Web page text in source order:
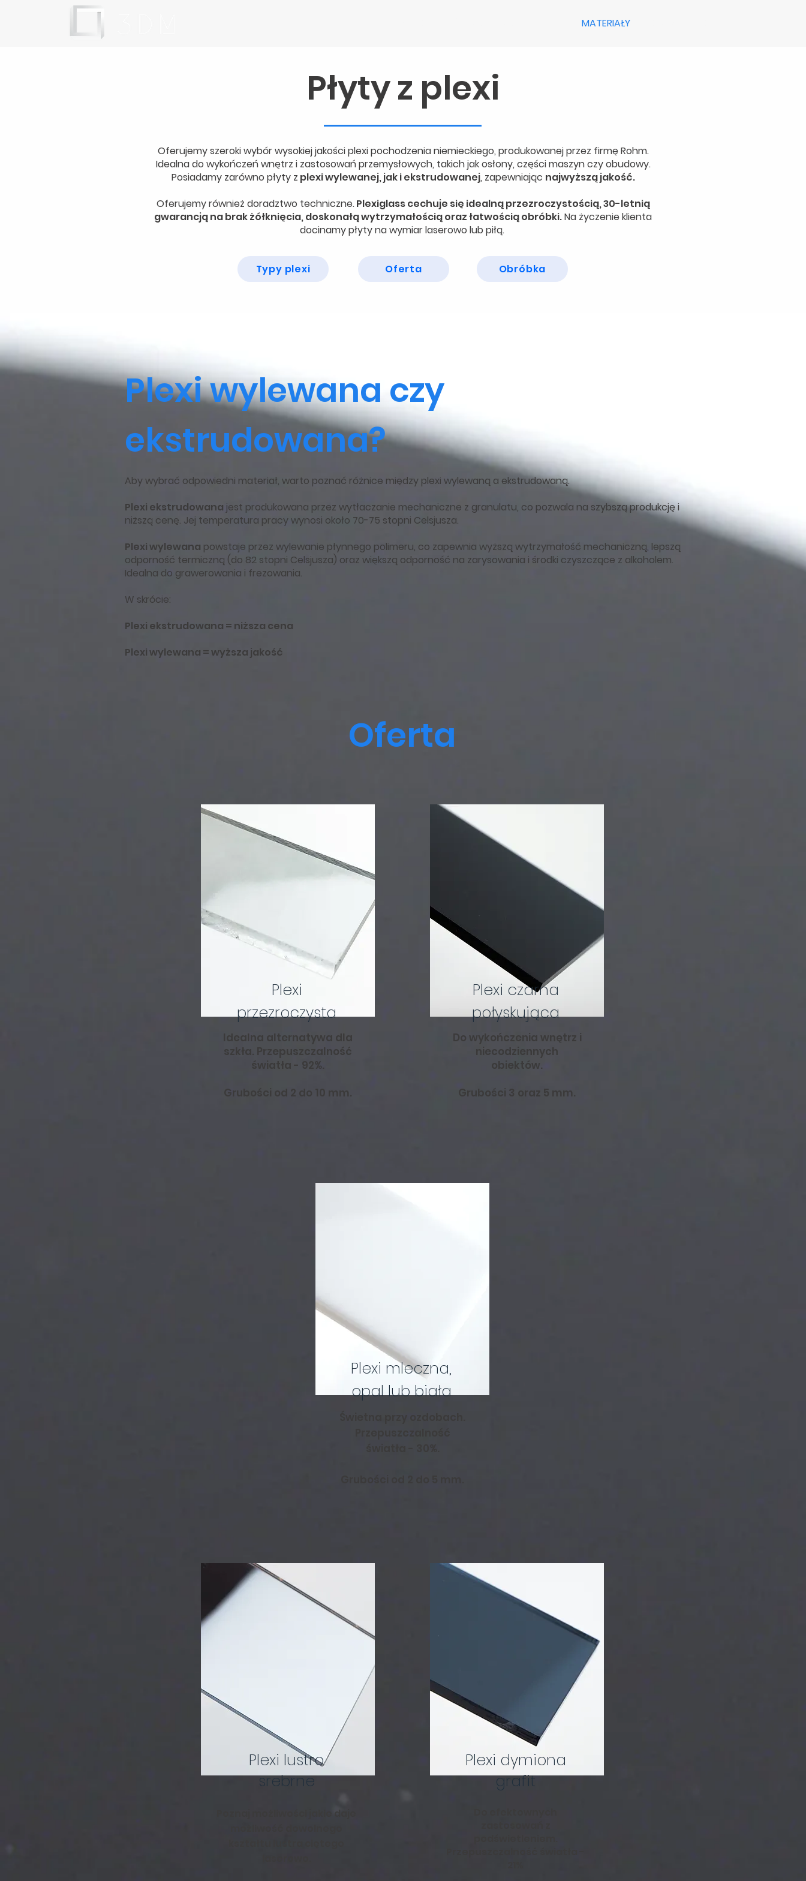
MATERIAŁY
Płyty z plexi
Oferujemy szeroki wybór wysokiej jakości plexi pochodzenia niemieckiego, produkowanej przez firmę Rohm.
Idealna do wykończeń wnętrz i zastosowań przemysłowych, takich jak osłony, części maszyn czy obudowy.
Posiadamy zarówno płyty z plexi wylewanej, jak i ekstrudowanej, zapewniając najwyższą jakość.
Oferujemy również doradztwo techniczne.Plexiglass cechuje się idealną przezroczystością, 30-letnią
gwarancją na brak żółknięcia, doskonałą wytrzymałością oraz łatwością obróbki.Na życzenie klienta
docinamy płyty na wymiar laserowo lub piłą.
Typy plexi Oferta Obróbka
Plexi wylewana czy
ekstrudowana?
Aby wybrać odpowiedni materiał, warto poznać różnice między plexi wylewaną a ekstrudowaną.
Plexi ekstrudowana jest produkowana przez wytłaczanie mechaniczne z granulatu, co pozwala na szybszą produkcję i
niższą cenę. Jej temperatura pracy wynosi około 70-75 stopni Celsjusza.
Plexi wylewana powstaje przez wylewanie płynnego polimeru, co zapewnia wyższą wytrzymałość mechaniczną, lepszą
odporność termiczną (do 82 stopni Celsjusza) oraz większą odporność na zarysowania i środki czyszczące z alkoholem.
Idealna do grawerowania i frezowania.
W skrócie:
Plexi ekstrudowana = niższa cena
Plexi wylewana = wyższa jakość
Oferta
Plexi
przezroczysta
Idealna alternatywa dla
szkła. Przepuszczalność
światła - 92%.
Grubości od 2 do 10 mm.
Plexi czarna
połyskująca
Do wykończenia wnętrz i
niecodziennych
obiektów.
Grubości 3 oraz 5 mm.
Plexi mleczna,
opal lub biała
Plexi lustro
srebrne
Poznaj możliwości jakie daje
Plexi dymiona
grafit